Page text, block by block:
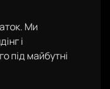
Ми
і
під майбутні